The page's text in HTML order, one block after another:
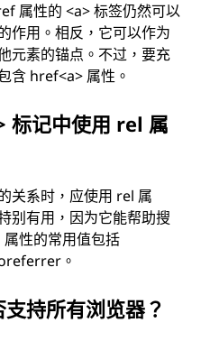
属性的 <a> 标签仍然可以
作用。相反，它可以作为
元素的锚点。不过，要充
含 href<a> 属性。
标记中使用 rel 属
关系时，应使用 rel 属
别有用，因为它能帮助搜
性的常用值包括
。
持所有浏览器？